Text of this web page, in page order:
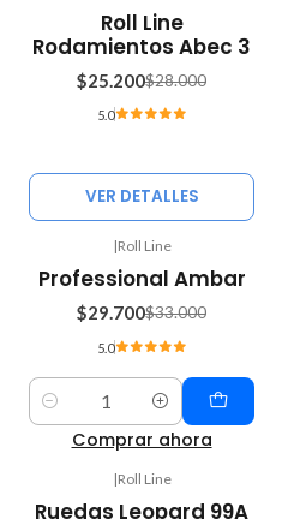
Roll Line
Rodamientos Abec 3
$25.200$28.000
5.0
VER DETALLES
-10%
OFF
|Roll Line
Professional Ambar
$29.700$33.000
5.0
Cantidad
Comprar ahora
-10%
OFF
|Roll Line
Ruedas Leopard 99A